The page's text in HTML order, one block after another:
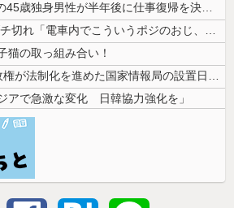
資産1億円突破でFIREの45歳独身男性が半年後に仕事復帰を決意した「...
【画像】 まんさん、ブチ切れ「電車内でこういうポジのおじ、ガチでイラネ...
猫の取っ組み合い！
（ ´_ゝ`）中国「高市政権が法制化を進めた国家情報局の設置日が7月3...
アで急激な変化 日韓協力強化を」